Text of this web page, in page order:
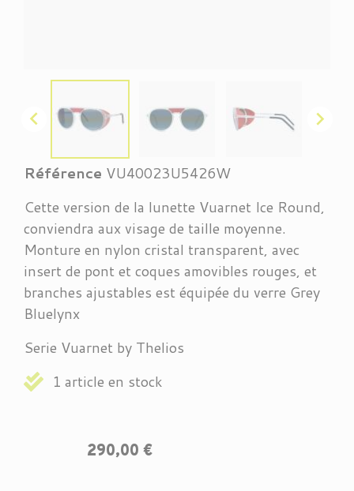
 
Référence VU40023U5426W
Cette version de la lunette Vuarnet Ice Round,
conviendra aux visage de taille moyenne.
Monture en nylon cristal transparent, avec
insert de pont et coques amovibles rouges, et
branches ajustables est équipée du verre Grey
Bluelynx
Serie Vuarnet by Thelios
1 article en stock
290,00 €